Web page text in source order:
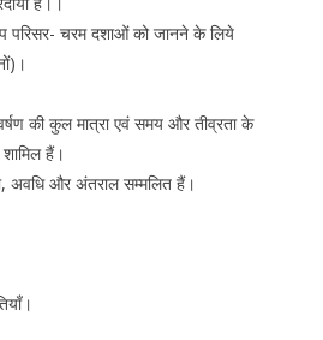
परिसर- चरम दशाओं को जानने के लिये
की कुल मात्रा एवं समय और तीव्रता के
हैं।
अवधि और अंतराल सम्मलित हैं।